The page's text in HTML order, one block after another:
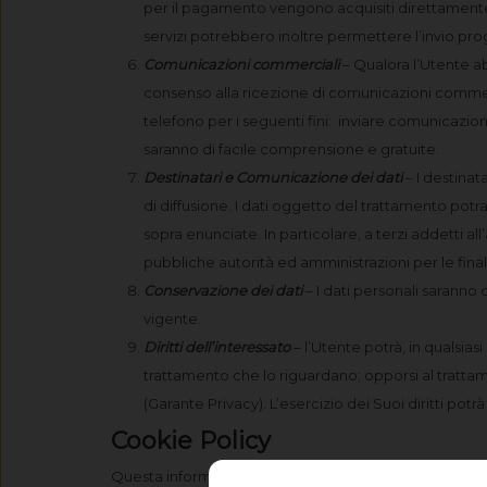
per il pagamento vengono acquisiti
servizi potrebbero inoltre permettere l’invio
Comunicazioni commerciali– Qualora l’Utente
consenso alla ricezione di comunicazioni
telefono per i seguenti fini: inviare
saranno di facile comprensione e gratuite.
Destinatari e Comunicazione dei dati– I
di diffusione. I dati oggetto del trattamento
sopra enunciate. In particolare, a terzi addetti
pubbliche autorità ed amministrazioni per le
Conservazione dei dati– I dati personali
vigente.
Diritti dell’interessato– l’Utente potrà, in
trattamento che lo riguardano; opporsi al
(Garante Privacy). L’esercizio dei Suoi diritti
Cookie Policy
Questa informativa sull’utilizzo dei cookie sul sito